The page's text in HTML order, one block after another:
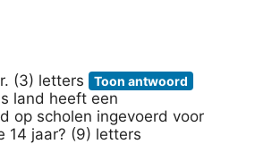
(3) letters Toon antwoord
land heeft een
op scholen ingevoerd voor
14 jaar? (9) letters